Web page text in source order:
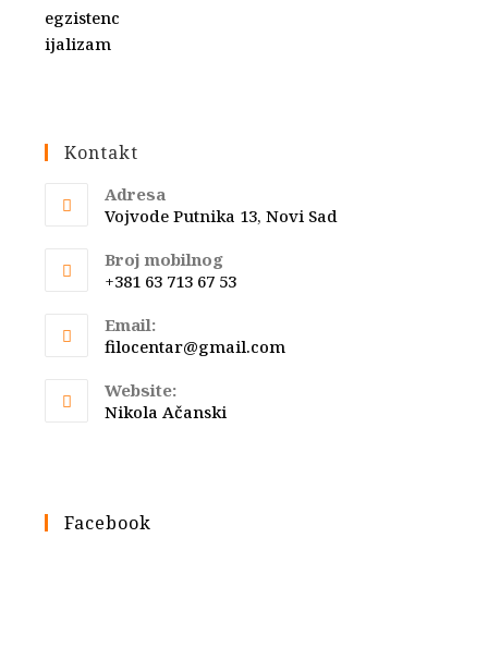
Kontakt
Adresa
Vojvode Putnika 13, Novi Sad
Broj mobilnog
+381 63 713 67 53
Email:
filocentar@gmail.com
Website:
Nikola Ačanski
Facebook